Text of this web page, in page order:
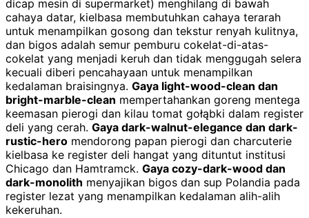
dicap mesin di supermarket) menghilang di bawah
cahaya datar, kielbasa membutuhkan cahaya terarah
untuk menampilkan gosong dan tekstur renyah kulitnya,
dan bigos adalah semur pemburu cokelat-di-atas-
cokelat yang menjadi keruh dan tidak menggugah selera
kecuali diberi pencahayaan untuk menampilkan
kedalaman braisingnya. Gaya light-wood-clean dan
bright-marble-clean mempertahankan goreng mentega
keemasan pierogi dan kilau tomat gołąbki dalam register
deli yang cerah. Gaya dark-walnut-elegance dan dark-
rustic-hero mendorong papan pierogi dan charcuterie
kielbasa ke register deli hangat yang dituntut institusi
Chicago dan Hamtramck. Gaya cozy-dark-wood dan
dark-monolith menyajikan bigos dan sup Polandia pada
register lezat yang menampilkan kedalaman alih-alih
kekeruhan.